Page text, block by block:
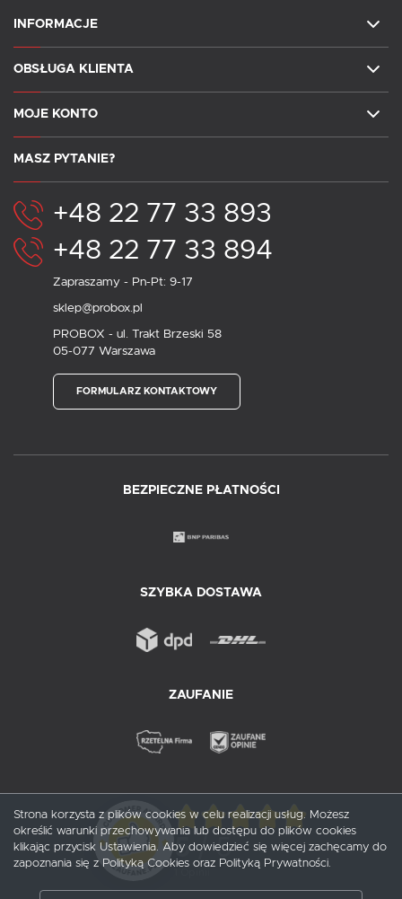
INFORMACJE
OBSŁUGA KLIENTA
MOJE KONTO
MASZ PYTANIE?
+48 22 77 33 893
+48 22 77 33 894
Zapraszamy - Pn-Pt: 9-17
sklep@probox.pl
PROBOX - ul. Trakt Brzeski 58
05-077 Warszawa
FORMULARZ KONTAKTOWY
BEZPIECZNE PŁATNOŚCI
SZYBKA DOSTAWA
ZAUFANIE
5/ 5
Strona korzysta z plików cookies w celu realizacji usług. Możesz
określić warunki przechowywania lub dostępu do plików cookies
klikając przycisk Ustawienia. Aby dowiedzieć się więcej zachęcamy do
zapoznania się z Polityką Cookies oraz Polityką Prywatności.